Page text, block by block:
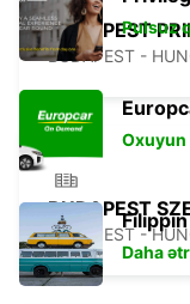
BUDAPEST
BUDAPEST -
BUDAPEST
BUDAPEST -
Pulsuz
Oxuyun
Daha